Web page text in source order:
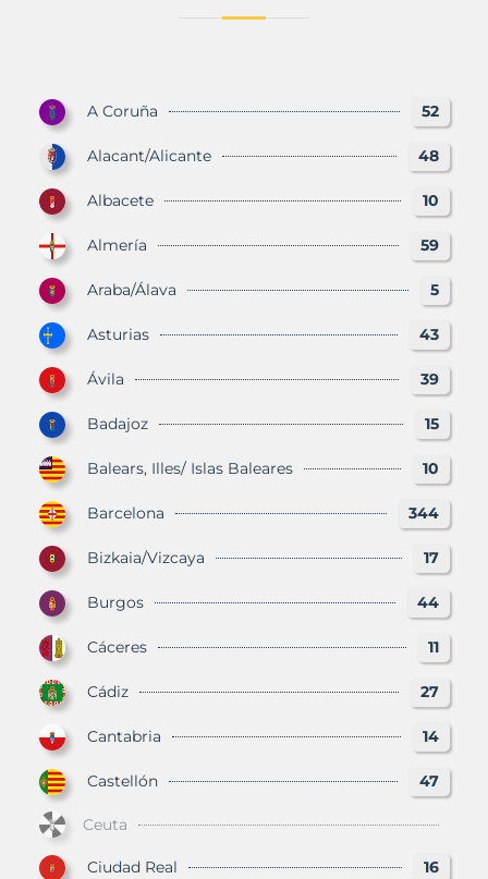
A Coruña 52
Alacant/Alicante 48
Albacete 10
Almería 59
Araba/Álava 5
Asturias 43
Ávila 39
Badajoz 15
Balears, Illes/ Islas Baleares 10
Barcelona 344
Bizkaia/Vizcaya 17
Burgos 44
Cáceres 11
Cádiz 27
Cantabria 14
Castellón 47
Ceuta
Ciudad Real 16